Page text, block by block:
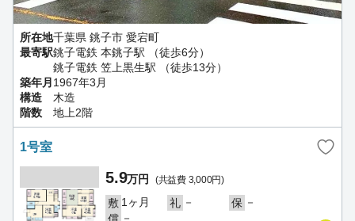
所在地千葉県 銚子市 愛宕町
最寄駅銚子電鉄 本銚子駅 （徒歩6分）
銚子電鉄 笠上黒生駅 （徒歩13分）
築年月 1967年3月
構造
木造
階数
地上2階
1号室
5.9万円 (共益費 3,000円)
敷 1ヶ月 礼 － 保 －
－